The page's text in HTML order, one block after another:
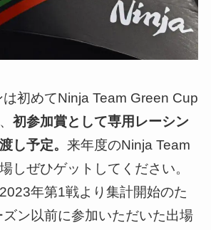
初めてNinja Team Green Cup
初参加賞として専用レーシン
し予定。 来年度のNinja Team
しぜひゲットしてください。
年第1戦より集計開始のた
ン以前に参加いただいた出場